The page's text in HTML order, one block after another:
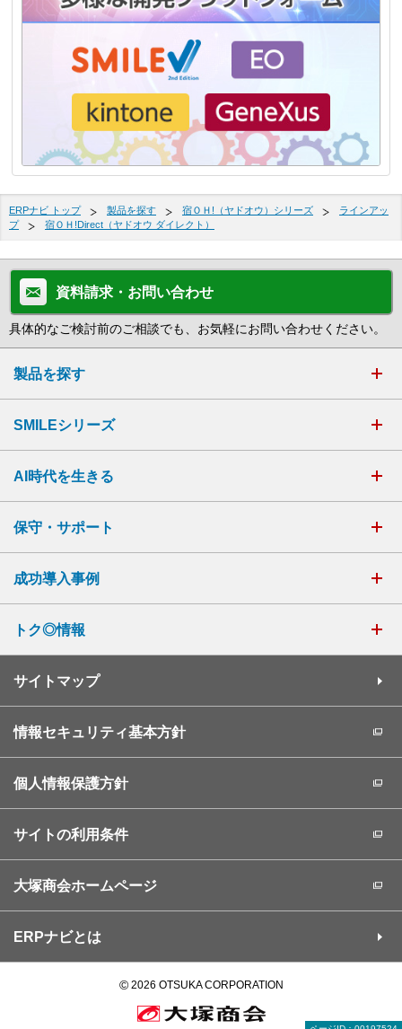
ERPナビ トップ 製品を探す 宿ＯＨ!（ヤドオウ）シリーズ
ラインアッ
プ
宿ＯＨ!Direct（ヤドオウ ダイレクト）
資料請求・お問い合わせ
具体的なご検討前のご相談でも、お気軽にお問い合わせください。
製品を探す
SMILEシリーズ
AI時代を生きる
保守・サポート
成功導入事例
トク◎情報
サイトマップ
情報セキュリティ基本方針
個人情報保護方針
サイトの利用条件
大塚商会ホームページ
ERPナビとは
©2026 OTSUKA CORPORATION